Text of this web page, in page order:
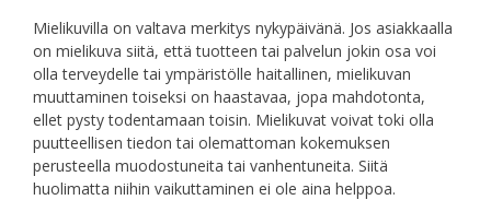
Mielikuvilla on valtava merkitys nykypäivänä. Jos asiakkaalla
on mielikuva siitä, että tuotteen tai palvelun jokin osa voi
olla terveydelle tai ympäristölle haitallinen, mielikuvan
muuttaminen toiseksi on haastavaa, jopa mahdotonta,
ellet pysty todentamaan toisin. Mielikuvat voivat toki olla
puutteellisen tiedon tai olemattoman kokemuksen
perusteella muodostuneita tai vanhentuneita. Siitä
huolimatta niihin vaikuttaminen ei ole aina helppoa.